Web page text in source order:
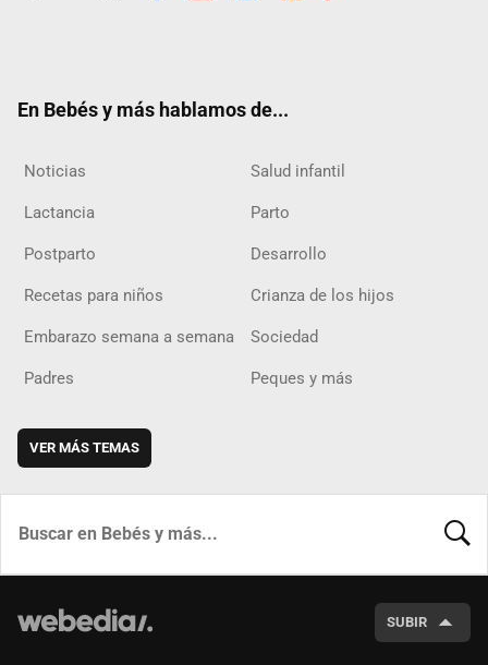
En Bebés y más hablamos de...
Noticias Salud infantil
Lactancia Parto
Postparto Desarrollo
Recetas para niños Crianza de los hijos
Embarazo semana a semana Sociedad
Padres Peques y más
VER MÁS TEMAS
SUBIR